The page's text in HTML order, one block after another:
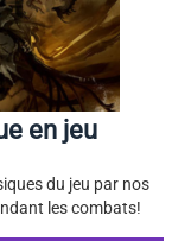
en jeu
du jeu par nos
les combats!